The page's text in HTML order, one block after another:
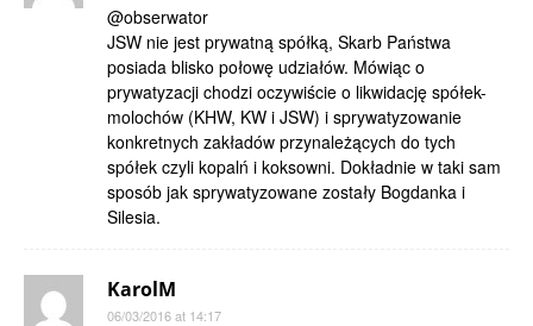
@obserwator
JSW nie jest prywatną spółką, Skarb Państwa
posiada blisko połowę udziałów. Mówiąc o
prywatyzacji chodzi oczywiście o likwidację spółek-
molochów (KHW, KW i JSW) i sprywatyzowanie
konkretnych zakładów przynależących do tych
spółek czyli kopalń i koksowni. Dokładnie w taki sam
sposób jak sprywatyzowane zostały Bogdanka i
Silesia.
KarolM
06/03/2016 at 14:17